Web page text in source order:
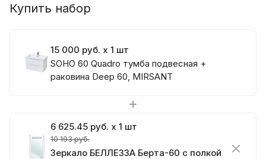
Купить набор
15 000 руб. x 1 шт
SOHO 60 Quadro тумба подвесная +
раковина Deep 60, MIRSANT
Зеркало БЕЛЛЕЗЗА Берта-60 с полкой
6 625.45 руб. x 1 шт
10 193 руб.